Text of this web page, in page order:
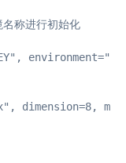
称进行初始化
dimension=8,